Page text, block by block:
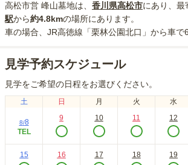
高松市営 峰山墓地は、 香川県高松市にあり 、最
駅から約4.8kmの場所にあり ます。
車の場合、JR高徳線「栗林公園北口」から車で
見学予約スケジュール
見学をご希望の日程をお選びください。
土 日 月 火 水
8/8
TEL
9 10 11 12
15 16 17 18 19